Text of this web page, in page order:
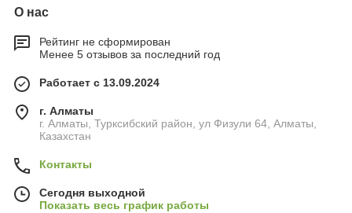
О нас
Рейтинг не сформирован
Менее 5 отзывов за последний год
Работает с 13.09.2024
г. Алматы
г. Алматы, Турксибский район, ул Физули 64, Алматы,
Казахстан
Контакты
Сегодня выходной
Показать весь график работы